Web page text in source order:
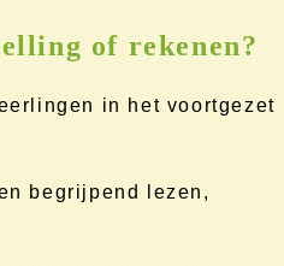
of rekenen?
in het voortgezet
begrijpend lezen,